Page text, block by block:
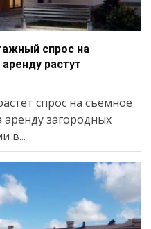
спрос на
растут
спрос на съемное
загородных
в...